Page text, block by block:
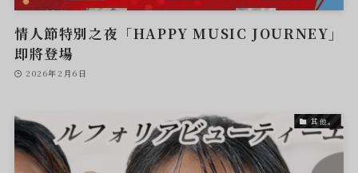
情人節特別之夜「HAPPY MUSIC JOURNEY」
即將登場
2026年2月6日
其他。